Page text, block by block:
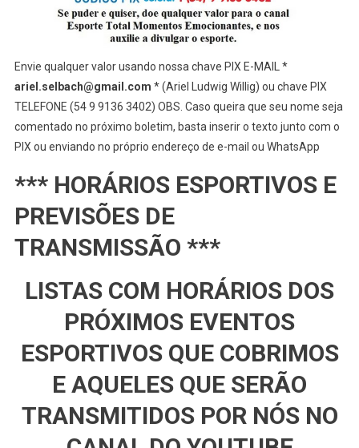
Envie qualquer valor usando nossa chave PIX E-MAIL *
ariel.selbach@gmail.com * (Ariel Ludwig Willig) ou chave PIX
TELEFONE (54 9 9136 3402) OBS. Caso queira que seu nome seja
comentado no próximo boletim, basta inserir o texto junto com o
PIX ou enviando no próprio endereço de e-mail ou WhatsApp
*** HORÁRIOS ESPORTIVOS E
PREVISÕES DE
TRANSMISSÃO ***
LISTAS COM HORÁRIOS DOS
PRÓXIMOS EVENTOS
ESPORTIVOS QUE COBRIMOS
E AQUELES QUE SERÃO
TRANSMITIDOS POR NÓS NO